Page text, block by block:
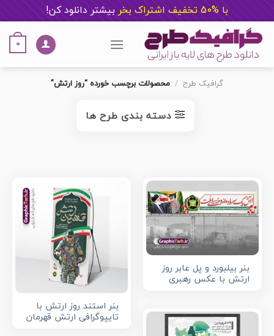
با %50 تخفیف اشتراک بخر بیشتر دانلود کن!
content
0
گرافیک طرح / محصولات برچسب خورده “روز ارتش”
دسته بندی طرح ها
بنر بیلبورد و پل عابر روز
ارتش با عکس رهبری
بنر استند روز ارتش با
تایپوگرافی ارتش قهرمان